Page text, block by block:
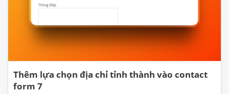
Thêm lựa chọn địa chỉ tỉnh thành vào contact
form 7